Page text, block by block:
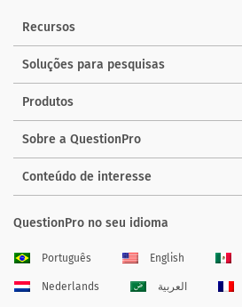
Recursos
Soluções para pesquisas
Produtos
Sobre a QuestionPro
Conteúdo de interesse
QuestionPro no seu idioma
Português English
Nederlands العربية